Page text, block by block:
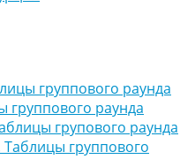
группового раунда
группового раунда
групового раунда
группового